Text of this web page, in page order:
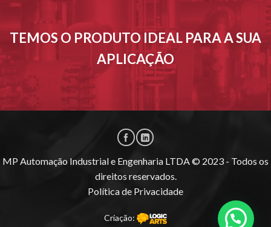
TEMOS O PRODUTO IDEAL PARA A SUA
APLICAÇÃO
MP Automação Industrial e Engenharia LTDA © 2023 - Todos os
direitos reservados.
Política de Privacidade
Criação: